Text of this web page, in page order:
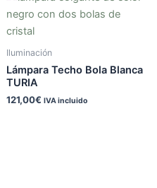
Iluminación
Lámpara Techo Bola Blanca
TURIA
121,00€ IVA incluido